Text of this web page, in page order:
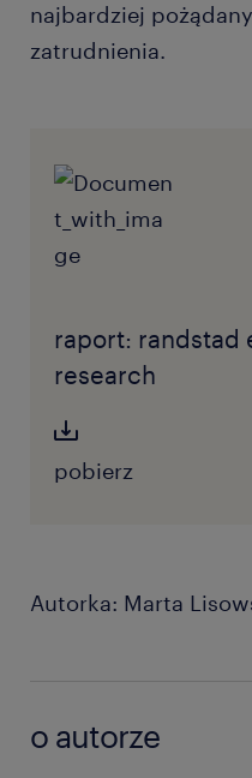
najbardziej
zatrudnienia.
raport: randstad
research
pobierz
Autorka: Marta
o autorze